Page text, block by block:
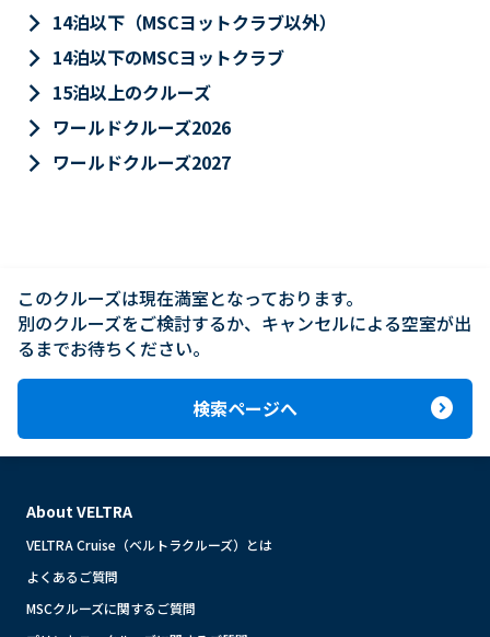
keyboard_arrow_right 14泊以下（MSCヨットクラブ以外）
keyboard_arrow_right 14泊以下のMSCヨットクラブ
keyboard_arrow_right 15泊以上のクルーズ
keyboard_arrow_right ワールドクルーズ2026
keyboard_arrow_right ワールドクルーズ2027
このクルーズは現在満室となっております。
別のクルーズをご検討するか、キャンセルによる空室が出
るまでお待ちください。
検索ページへ expand_circle_right
About VELTRA
VELTRA Cruise（ベルトラクルーズ）とは
よくあるご質問
MSCクルーズに関するご質問